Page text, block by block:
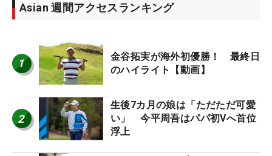
Asian 週間アクセスランキング
1
金谷拓実が海外初優勝！ 最終日
のハイライト【動画】
2
生後7カ月の娘は「ただただ可愛
い」 今平周吾はパパ初Vへ首位
浮上